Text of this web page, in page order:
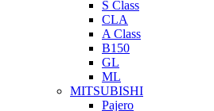
S Class
CLA
A Class
B150
GL
ML
MITSUBISHI
Pajero